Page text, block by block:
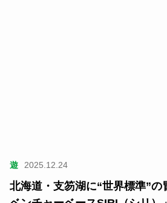
遊 2025.12.24
北海道・支笏湖に“世界標準”の